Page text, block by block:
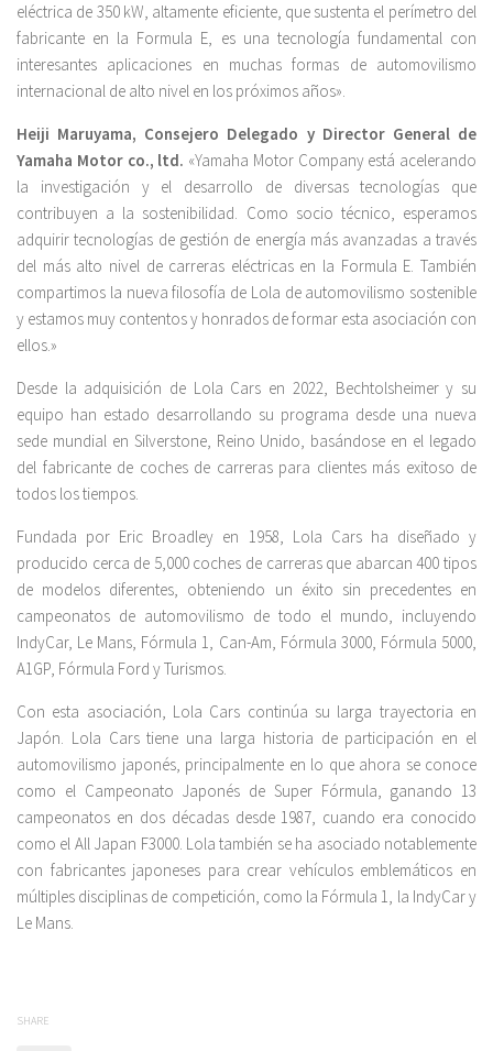
eléctrica de 350 kW, altamente eficiente, que sustenta el perímetro del
fabricante en la Formula E, es una tecnología fundamental con
interesantes aplicaciones en muchas formas de automovilismo
internacional de alto nivel en los próximos años».
Heiji Maruyama, Consejero Delegado y Director General de
Yamaha Motor co., ltd. «Yamaha Motor Company está acelerando
la investigación y el desarrollo de diversas tecnologías que
contribuyen a la sostenibilidad. Como socio técnico, esperamos
adquirir tecnologías de gestión de energía más avanzadas a través
del más alto nivel de carreras eléctricas en la Formula E. También
compartimos la nueva filosofía de Lola de automovilismo sostenible
y estamos muy contentos y honrados de formar esta asociación con
ellos.»
Desde la adquisición de Lola Cars en 2022, Bechtolsheimer y su
equipo han estado desarrollando su programa desde una nueva
sede mundial en Silverstone, Reino Unido, basándose en el legado
del fabricante de coches de carreras para clientes más exitoso de
todos los tiempos.
Fundada por Eric Broadley en 1958, Lola Cars ha diseñado y
producido cerca de 5,000 coches de carreras que abarcan 400 tipos
de modelos diferentes, obteniendo un éxito sin precedentes en
campeonatos de automovilismo de todo el mundo, incluyendo
IndyCar, Le Mans, Fórmula 1, Can-Am, Fórmula 3000, Fórmula 5000,
A1GP, Fórmula Ford y Turismos.
Con esta asociación, Lola Cars continúa su larga trayectoria en
Japón. Lola Cars tiene una larga historia de participación en el
automovilismo japonés, principalmente en lo que ahora se conoce
como el Campeonato Japonés de Super Fórmula, ganando 13
campeonatos en dos décadas desde 1987, cuando era conocido
como el All Japan F3000. Lola también se ha asociado notablemente
con fabricantes japoneses para crear vehículos emblemáticos en
múltiples disciplinas de competición, como la Fórmula 1, la IndyCar y
Le Mans.
SHARE